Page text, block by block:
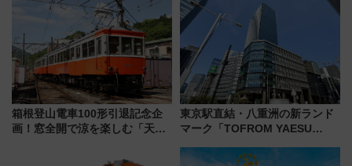
ブトムシに楽しいがいっぱい
美旅「何もしない贅沢」を体験
してみない？
箱根登山電車100形引退記念企
画！窓全開で涼を楽しむ「天然
東京駅直結・八重洲の新ランド
マーク「TOFROM YAESU
ないバスターミナル直結でスキ